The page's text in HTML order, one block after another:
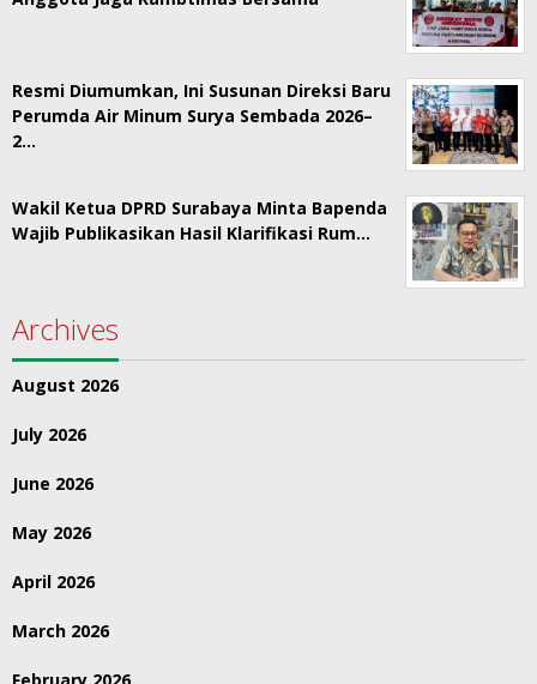
Resmi Diumumkan, Ini Susunan Direksi Baru
Perumda Air Minum Surya Sembada 2026–
2…
Wakil Ketua DPRD Surabaya Minta Bapenda
Wajib Publikasikan Hasil Klarifikasi Rum…
Archives
August 2026
July 2026
June 2026
May 2026
April 2026
March 2026